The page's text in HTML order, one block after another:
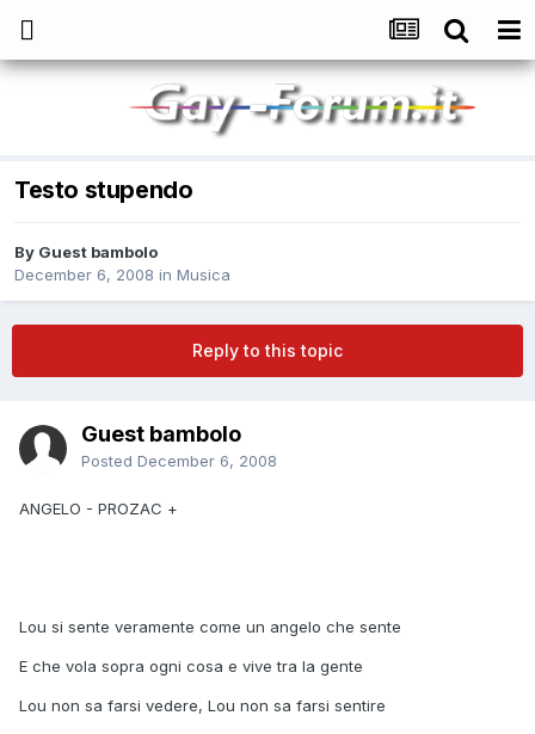
Testo stupendo
By Guest bambolo
December 6, 2008 in Musica
Reply to this topic
Guest bambolo
Posted December 6, 2008
ANGELO - PROZAC +
Lou si sente veramente come un angelo che sente
E che vola sopra ogni cosa e vive tra la gente
Lou non sa farsi vedere, Lou non sa farsi sentire